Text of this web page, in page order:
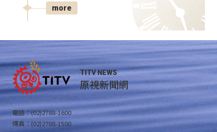
more
TITV NEWS
原視新聞網
電話：(02)2788-1600
傳真：(02)2788-1500